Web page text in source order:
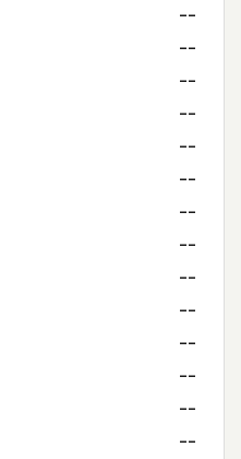
--
--
--
--
--
--
--
--
--
--
--
--
--
--